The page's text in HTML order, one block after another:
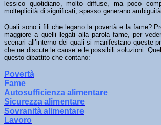
lessico quotidiano, molto diffuse, ma poco
molteplicità di significati; spesso generano
Quali sono i fili che legano la povertà e la fame?
maggiore a quelli legati alla parola fame, per
scenari all’interno dei quali si manifestano queste
che ne discute le cause e le possibili soluzioni.
questo dibattito che contano:
Povertà
Fame
Autosufficienza alimentare
Sicurezza alimentare
Sovranità alimentare
Lavoro